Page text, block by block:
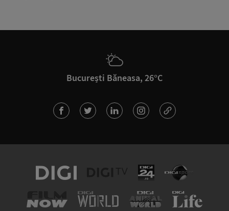
București Băneasa, 26°C